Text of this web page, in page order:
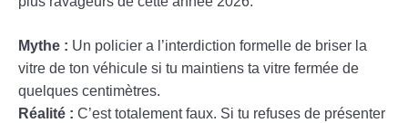
Mythe : Un policier a l’interdiction formelle de briser la
vitre de ton véhicule si tu maintiens ta vitre fermée de
quelques centimètres.
Réalité : C’est totalement faux. Si tu refuses de présenter